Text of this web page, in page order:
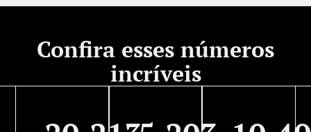
Confira esses números
incríveis